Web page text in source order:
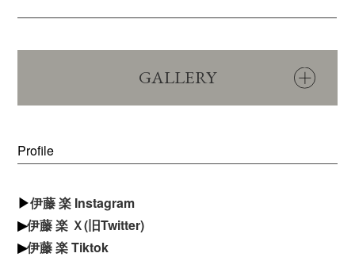
GALLERY
Profile
▶伊藤 楽 Instagram
▶伊藤 楽 Ｘ(旧Twitter)
▶伊藤 楽 Tiktok